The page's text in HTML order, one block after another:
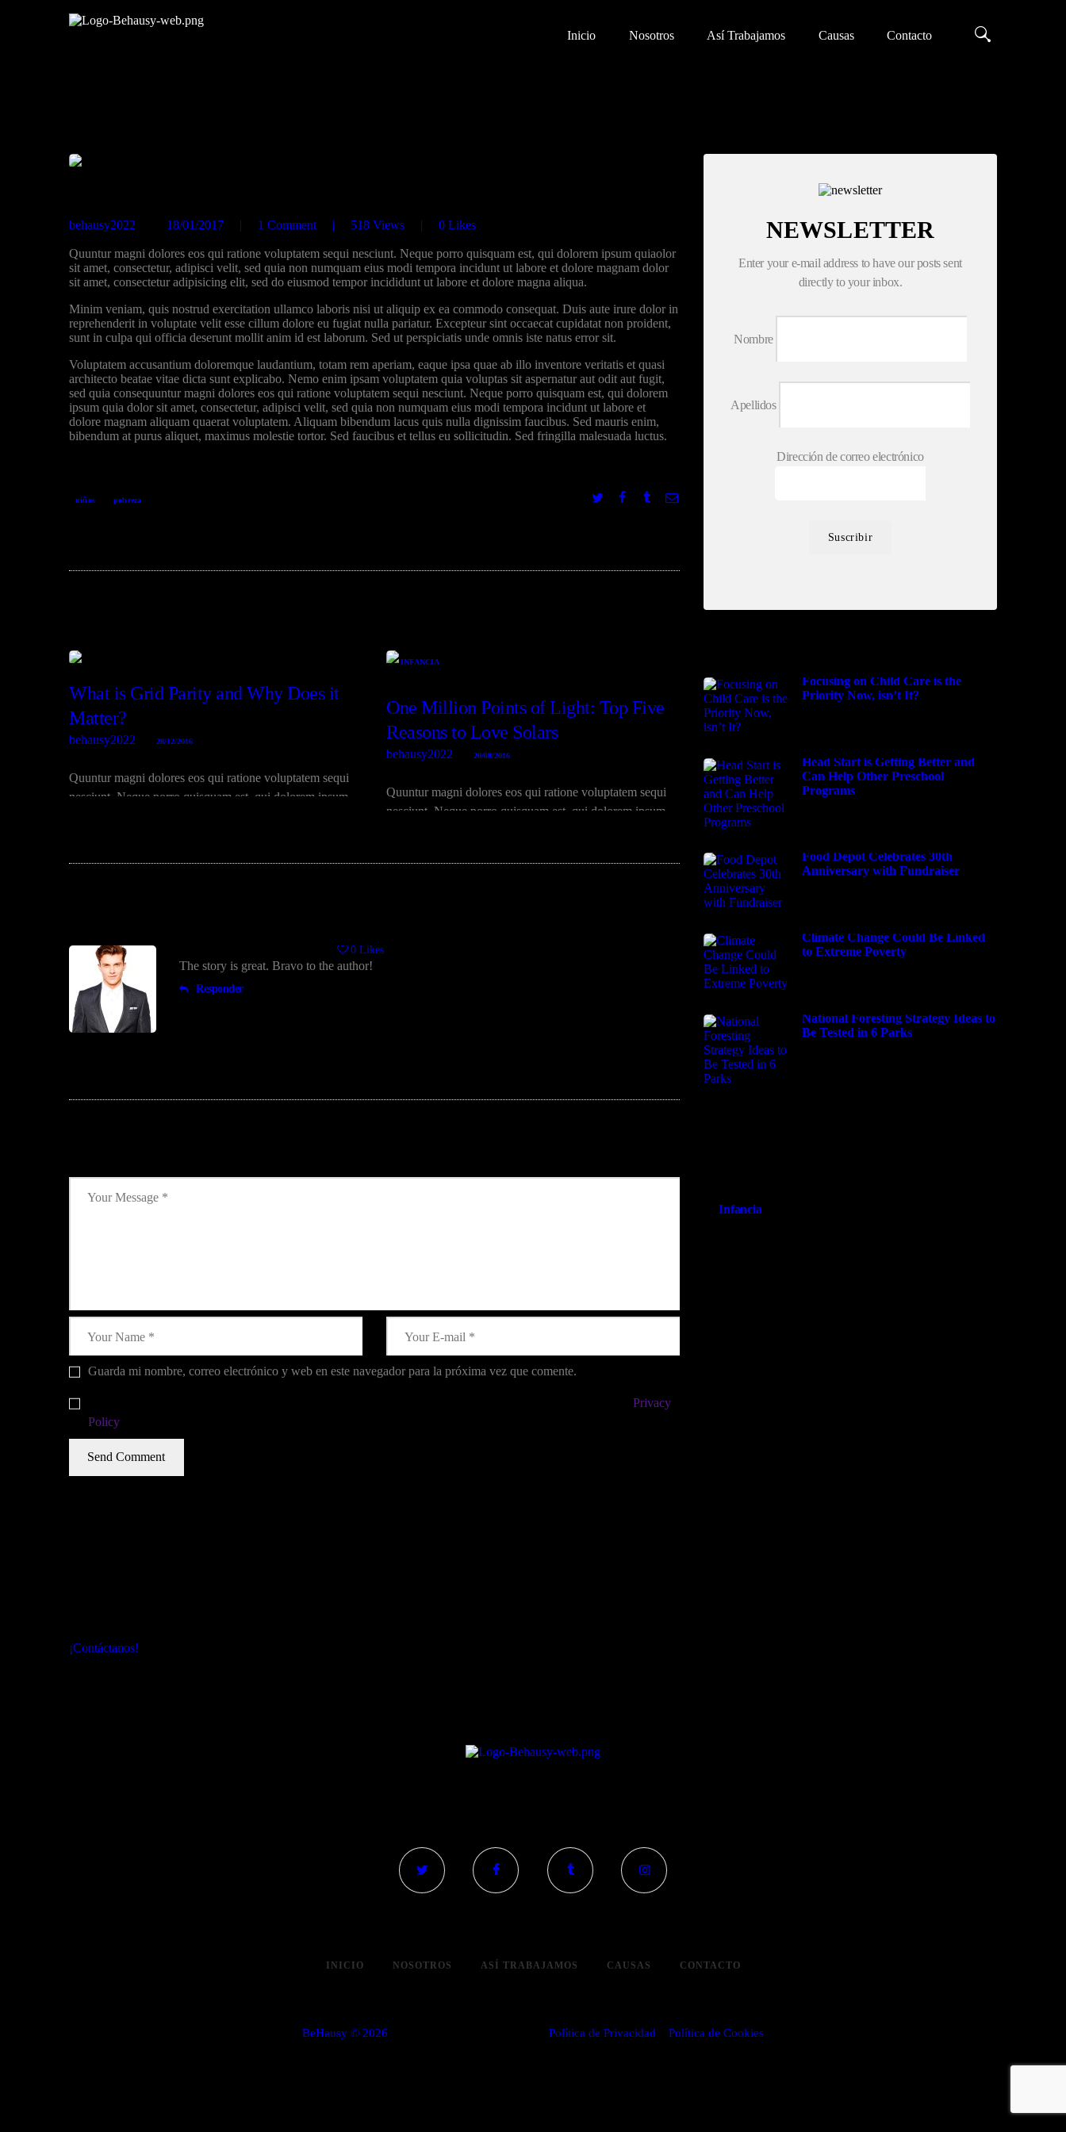
Inicio Nosotros Así Trabajamos Causas Contacto
behausy2022
18/01/2017 1 Comment 518 Views 0 Likes
Quuntur magni dolores eos qui ratione voluptatem sequi nesciunt. Neque porro quisquam est, qui dolorem ipsum quiaolor
sit amet, consectetur, adipisci velit, sed quia non numquam eius modi tempora incidunt ut labore et dolore magnam dolor
sit amet, consectetur adipisicing elit, sed do eiusmod tempor incididunt ut labore et dolore magna aliqua.
Minim veniam, quis nostrud exercitation ullamco laboris nisi ut aliquip ex ea commodo consequat. Duis aute irure dolor in
reprehenderit in voluptate velit esse cillum dolore eu fugiat nulla pariatur. Excepteur sint occaecat cupidatat non proident,
sunt in culpa qui officia deserunt mollit anim id est laborum. Sed ut perspiciatis unde omnis iste natus error sit.
Voluptatem accusantium doloremque laudantium, totam rem aperiam, eaque ipsa quae ab illo inventore veritatis et quasi
architecto beatae vitae dicta sunt explicabo. Nemo enim ipsam voluptatem quia voluptas sit aspernatur aut odit aut fugit,
sed quia consequuntur magni dolores eos qui ratione voluptatem sequi nesciunt. Neque porro quisquam est, qui dolorem
ipsum quia dolor sit amet, consectetur, adipisci velit, sed quia non numquam eius modi tempora incidunt ut labore et
dolore magnam aliquam quaerat voluptatem. Aliquam bibendum lacus quis nulla dignissim faucibus. Sed mauris enim,
bibendum at purus aliquet, maximus molestie tortor. Sed faucibus et tellus eu sollicitudin. Sed fringilla malesuada luctus.
niños pobreza
What is Grid Parity and Why Does it
Matter?
behausy2022 28/12/2016
Quuntur magni dolores eos qui ratione voluptatem sequi
nesciunt. Neque porro quisquam est, qui dolorem ipsum
INFANCIA
One Million Points of Light: Top Five
Reasons to Love Solars
behausy2022 20/08/2016
Quuntur magni dolores eos qui ratione voluptatem sequi
nesciunt. Neque porro quisquam est, qui dolorem ipsum
magnam dolor sit amet, consectetur…
0 Likes
The story is great. Bravo to the author!
Responder
Guarda mi nombre, correo electrónico y web en este navegador para la próxima vez que comente.
Privacy
Policy
NEWSLETTER
Enter your e-mail address to have our posts sent
directly to your inbox.
Nombre
Apellidos
Dirección de correo electrónico
Focusing on Child Care is the
Priority Now, isn’t It?
Head Start is Getting Better and
Can Help Other Preschool
Programs
Food Depot Celebrates 30th
Anniversary with Fundraiser
Climate Change Could Be Linked
to Extreme Poverty
National Foresting Strategy Ideas to
Be Tested in 6 Parks
Infancia
¡Contáctanos!
INICIO NOSOTROS ASÍ TRABAJAMOS CAUSAS CONTACTO
BeHausy © 2026 Política de Privacidad Política de Cookies